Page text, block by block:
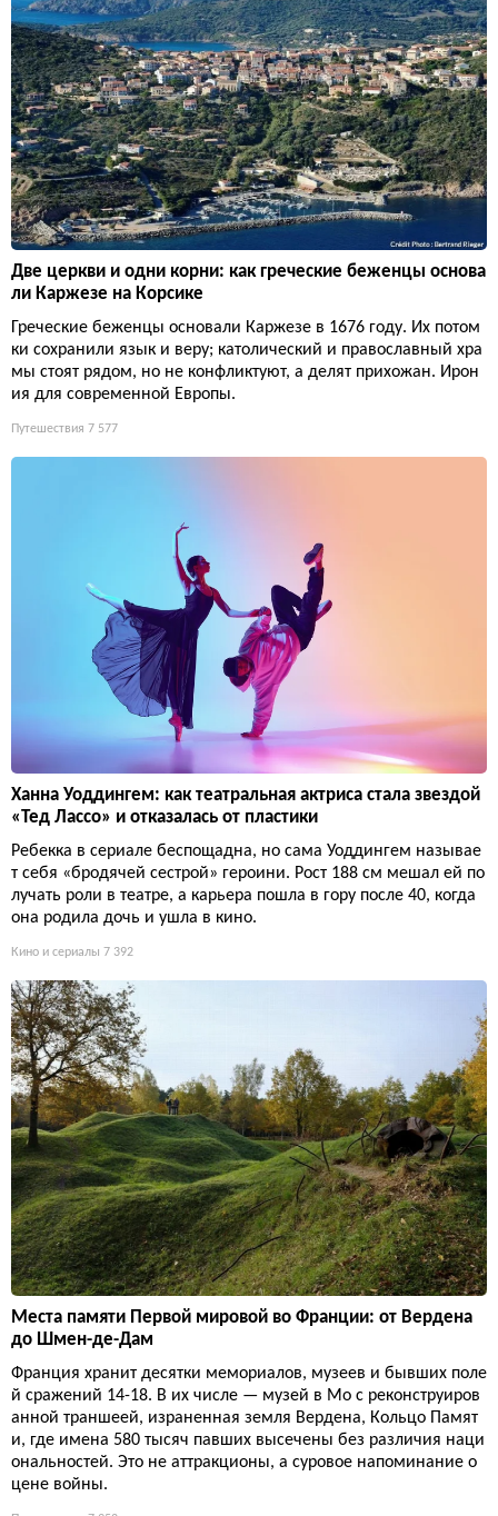
Две церкви и одни корни: как греческие беженцы основа
ли Каржезе на Корсике
Греческие беженцы основали Каржезе в 1676 году. Их потом
ки сохранили язык и веру; католический и православный хра
мы стоят рядом, но не конфликтуют, а делят прихожан. Ирон
ия для современной Европы.
Путешествия 7 577
Ханна Уоддингем: как театральная актриса стала звездой
«Тед Лассо» и отказалась от пластики
Ребекка в сериале беспощадна, но сама Уоддингем называе
т себя «бродячей сестрой» героини. Рост 188 см мешал ей по
лучать роли в театре, а карьера пошла в гору после 40, когда
она родила дочь и ушла в кино.
Кино и сериалы 7 392
Места памяти Первой мировой во Франции: от Вердена
до Шмен-де-Дам
Франция хранит десятки мемориалов, музеев и бывших поле
й сражений 14-18. В их числе — музей в Мо с реконструиров
анной траншеей, израненная земля Вердена, Кольцо Памят
и, где имена 580 тысяч павших высечены без различия наци
ональностей. Это не аттракционы, а суровое напоминание о
цене войны.